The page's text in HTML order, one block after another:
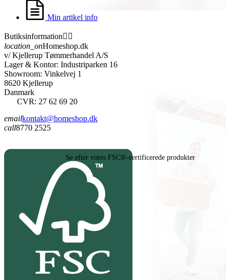
Min artikel info
Butiksinformation 
location_onHomeshop.dk
v/ Kjellerup Tømmerhandel A/S
Lager & Kontor: Industriparken 16
Showroom: Vinkelvej 1
8620 Kjellerup
Danmark
CVR: 27 62 69 20
emailkontakt@homeshop.dk
call8770 2525
Se efter vores FSC®-certificerede produkter